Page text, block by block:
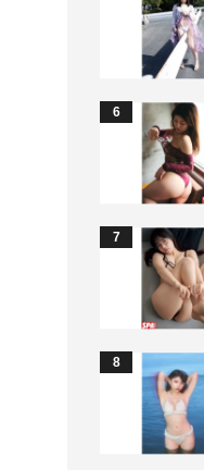
6
7
8